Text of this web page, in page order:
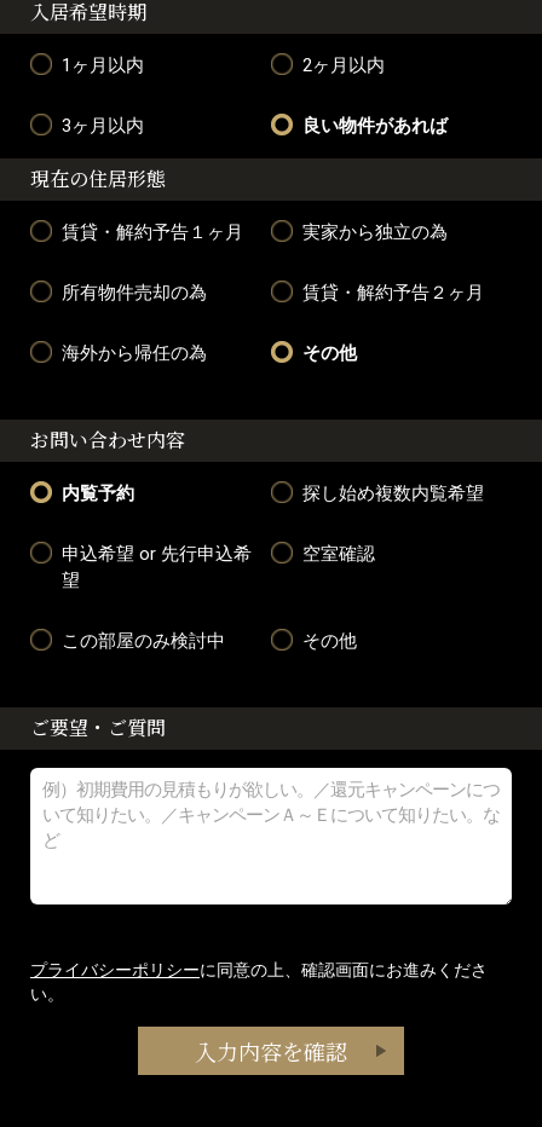
入居希望時期
1ヶ月以内 2ヶ月以内
3ヶ月以内 良い物件があれば
現在の住居形態
賃貸・解約予告１ヶ月 実家から独立の為
所有物件売却の為 賃貸・解約予告２ヶ月
海外から帰任の為 その他
お問い合わせ内容
内覧予約 探し始め複数内覧希望
申込希望 or 先行申込希
望
空室確認
この部屋のみ検討中 その他
ご要望・ご質問
プライバシーポリシーに同意の上、確認画面にお進みくださ
い。